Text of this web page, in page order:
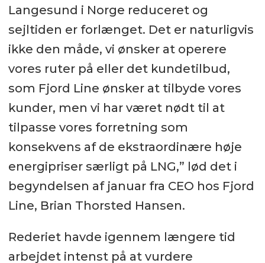
Langesund i Norge reduceret og
sejltiden er forlænget. Det er naturligvis
ikke den måde, vi ønsker at operere
vores ruter på eller det kundetilbud,
som Fjord Line ønsker at tilbyde vores
kunder, men vi har været nødt til at
tilpasse vores forretning som
konsekvens af de ekstraordinære høje
energipriser særligt på LNG,” lød det i
begyndelsen af januar fra CEO hos Fjord
Line, Brian Thorsted Hansen.
Rederiet havde igennem længere tid
arbejdet intenst på at vurdere